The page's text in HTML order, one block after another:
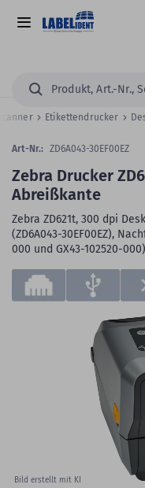
Hauptinhalt
springen
Alle
Suchen...
Etikettendrucker
Ende
der
Bild erstellt mit KI
Skip
the
Zebra Drucker
Abreißkante
Zebra ZD621t, 300 dpi
(ZD6A043-30EF00EZ),
000 und GX43-102520-
Art-Nr.: ZD6A043-30EF00EZ